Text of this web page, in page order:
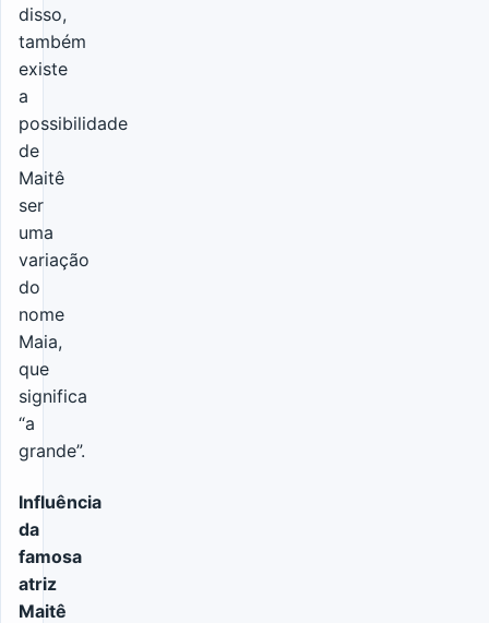
disso,
também
existe
a
possibilidade
de
Maitê
ser
uma
variação
do
nome
Maia,
que
significa
“a
grande”.
Influência
da
famosa
atriz
Maitê